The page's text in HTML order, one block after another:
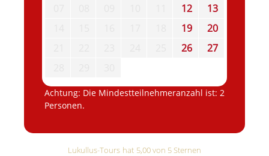
12
13
19
20
26
27
Achtung: Die Mindestteilnehmeranzahl ist: 2
Personen.
Lukullus-Tours hat 5,00von 5Sternen